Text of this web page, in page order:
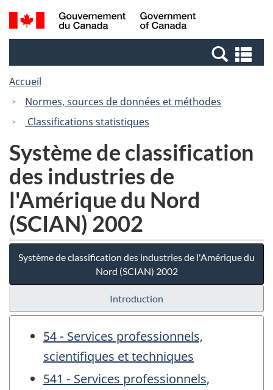
Passer
au
Passer
à
Canada
Recherche
et
et
Accueil
Normes, sources de données et méthodes
Classifications statistiques
Système de classification
des industries de
l'Amérique du Nord
(SCIAN) 2002
Système de classification des industries de l'Amérique du
Nord (SCIAN) 2002
Introduction
54 - Services professionnels,
scientifiques et techniques
541 - Services professionnels,